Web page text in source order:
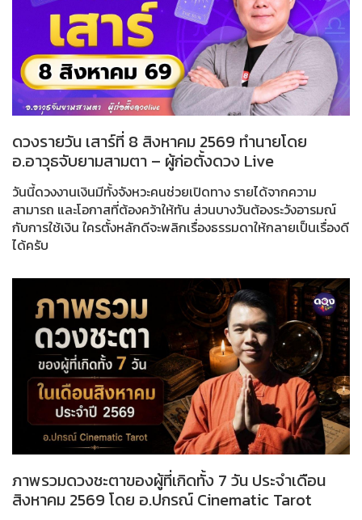
ดวงรายวัน เสาร์ที่ 8 สิงหาคม 2569 ทำนายโดย
อ.อาวุธจับยามสามตา – ผู้ก่อตั้งดวง Live
วันนี้ดวงงานเงินมีทั้งจังหวะคนช่วยเปิดทาง รายได้จากความ
สามารถ และโอกาสที่ต้องคว้าให้ทัน ส่วนบางวันต้องระวังอารมณ์
กับการใช้เงิน ใครตั้งหลักดีจะพลิกเรื่องธรรมดาให้กลายเป็นเรื่องดี
ได้ครับ
ภาพรวมดวงชะตาของผู้ที่เกิดทั้ง 7 วัน ประจำเดือน
สิงหาคม 2569 โดย อ.ปกรณ์ Cinematic Tarot